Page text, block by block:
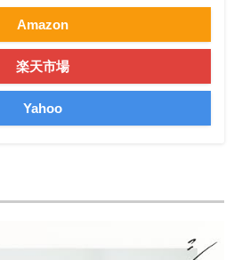
Amazon
楽天市場
Yahoo